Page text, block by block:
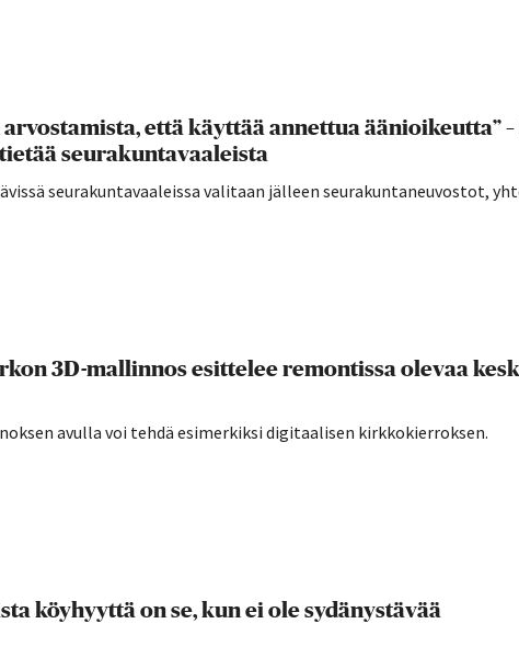
että käyttää annettua äänioikeutta” –
seurakuntavaaleista
seurakuntavaaleissa valitaan jälleen seurakuntaneuvostot,
3D-mallinnos esittelee remontissa olevaa
avulla voi tehdä esimerkiksi digitaalisen kirkkokierroksen.
köyhyyttä on se, kun ei ole sydänystävää